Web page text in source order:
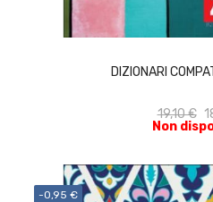
DIZIONARI
19,10 €
Non
-0,95 €